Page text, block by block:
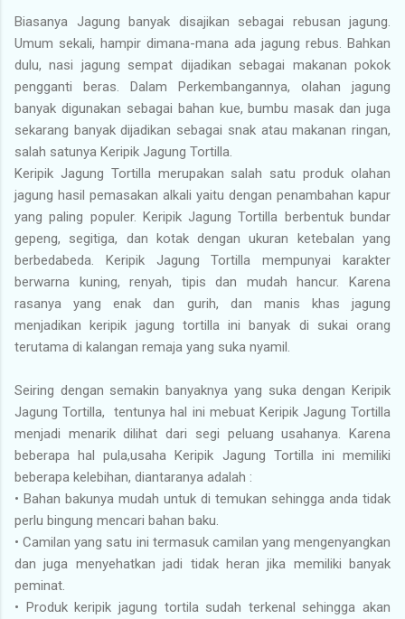
Biasanya Jagung banyak disajikan sebagai rebusan jagung.
Umum sekali, hampir dimana-mana ada jagung rebus. Bahkan
dulu, nasi jagung sempat dijadikan sebagai makanan pokok
pengganti beras. Dalam Perkembangannya, olahan jagung
banyak digunakan sebagai bahan kue, bumbu masak dan juga
sekarang banyak dijadikan sebagai snak atau makanan ringan,
salah satunya Keripik Jagung Tortilla.
Keripik Jagung Tortilla merupakan salah satu produk olahan
jagung hasil pemasakan alkali yaitu dengan penambahan kapur
yang paling populer. Keripik Jagung Tortilla berbentuk bundar
gepeng, segitiga, dan kotak dengan ukuran ketebalan yang
berbedabeda. Keripik Jagung Tortilla mempunyai karakter
berwarna kuning, renyah, tipis dan mudah hancur. Karena
rasanya yang enak dan gurih, dan manis khas jagung
menjadikan keripik jagung tortilla ini banyak di sukai orang
terutama di kalangan remaja yang suka nyamil.
Seiring dengan semakin banyaknya yang suka dengan Keripik
Jagung Tortilla, tentunya hal ini mebuat Keripik Jagung Tortilla
menjadi menarik dilihat dari segi peluang usahanya. Karena
beberapa hal pula,usaha Keripik Jagung Tortilla ini memiliki
beberapa kelebihan, diantaranya adalah :
• Bahan bakunya mudah untuk di temukan sehingga anda tidak
perlu bingung mencari bahan baku.
• Camilan yang satu ini termasuk camilan yang mengenyangkan
dan juga menyehatkan jadi tidak heran jika memiliki banyak
peminat.
• Produk keripik jagung tortila sudah terkenal sehingga akan